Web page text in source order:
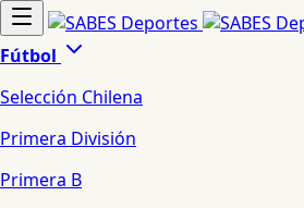
Fútbol
Selección Chilena
Primera División
Primera B